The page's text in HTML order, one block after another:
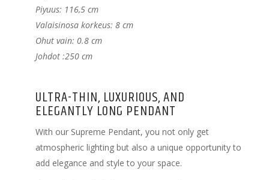
Piyuus: 116,5 cm
Valaisinosa korkeus: 8 cm
Ohut vain: 0.8 cm
Johdot :250 cm
ULTRA-THIN, LUXURIOUS, AND
ELEGANTLY LONG PENDANT
With our Supreme Pendant, you not only get
atmospheric lighting but also a unique opportunity to
add elegance and style to your space.